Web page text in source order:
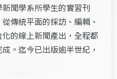
新聞學系所學生的實習刊
傳統平面的採訪、編輯、
的線上新聞產出，全程都
。迄今已出版逾半世紀，